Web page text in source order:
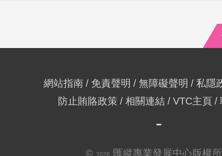
網站指南 免責聲明 無障礙聲明
私隱
防止賄賂政策
相關連結 VTC主頁
© 2026
匯縱專業發展中心版權